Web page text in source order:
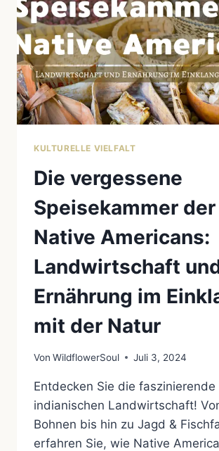
KULTURELLE VIELFALT
Die vergessene
Speisekammer der
Native Americans:
Landwirtschaft
Ernährung im
mit der Natur
Von WildflowerSoul Juli 3, 2024
Entdecken Sie die faszinierende
indianischen Landwirtschaft!
Bohnen bis hin zu Jagd &
erfahren Sie, wie Native